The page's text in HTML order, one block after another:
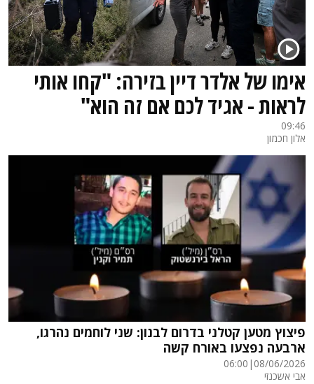
אימו של אלדר דיין בזירה: "קחו אותי
לראות - אגיד לכם אם זה הוא"
09:46
אלון חכמון
פיצוץ מטען קטלני בדרום לבנון: שני לוחמים נהרגו,
ארבעה נפצעו באורח קשה
08/06/2026
|
06:00
אבי אשכנזי